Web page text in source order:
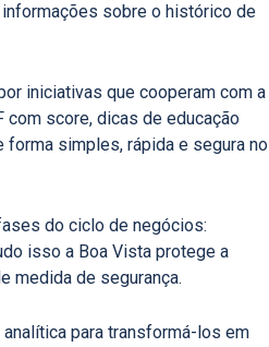
sobre o histórico de
iniciativas que cooperam com a
score, dicas de educação
forma simples, rápida e segura no
do ciclo de negócios:
isso a Boa Vista protege a
medida de segurança.
para transformá-los em